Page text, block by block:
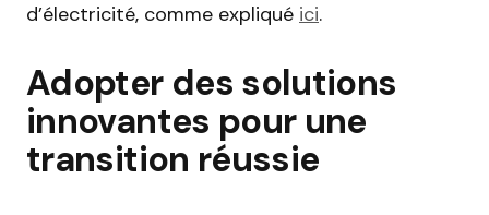
d’électricité, comme expliqué ici.
Adopter des solutions
innovantes pour une
transition réussie